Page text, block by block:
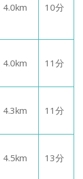
4.0km 10分
4.0km 11 分
4.3km 11 分
4.5km 13分